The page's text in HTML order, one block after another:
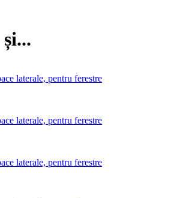
laterale, pentru ferestre
laterale, pentru ferestre
laterale, pentru ferestre